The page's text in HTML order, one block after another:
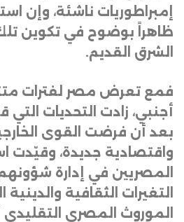
إمبراطوريات ناشئة، وإن
ظاهراً بوضوح في تكوين
الشرق القديم.
فمع تعرض مصر لفترات
أجنبي، زادت التحديات التي
بعد أن فرضت القوى
واقتصادية جديدة، وقيّدت
المصريين في إدارة
التغيرات الثقافية
الموروث المصري التقليدي